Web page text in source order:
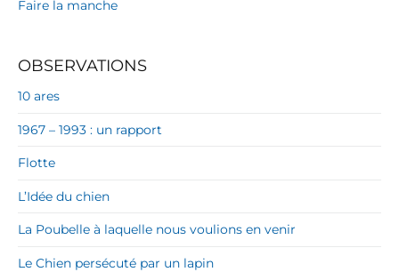
Faire la manche
OBSERVATIONS
10 ares
1967 – 1993 : un rapport
Flotte
L’Idée du chien
La Poubelle à laquelle nous voulions en venir
Le Chien persécuté par un lapin